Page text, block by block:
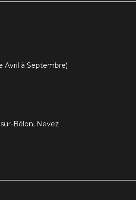
Avril à Septembre)
Bélon, Nevez